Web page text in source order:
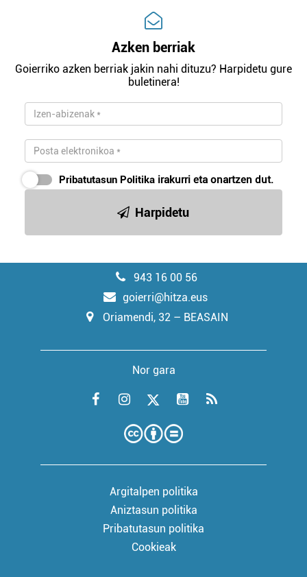
Azken berriak
Goierriko azken berriak jakin nahi dituzu? Harpidetu gure
buletinera!
Pribatutasun Politika irakurri eta onartzen dut.
Harpidetu
943 16 00 56
goierri@hitza.eus
Oriamendi, 32 – BEASAIN
Nor gara
Argitalpen politika
Aniztasun politika
Pribatutasun politika
Cookieak